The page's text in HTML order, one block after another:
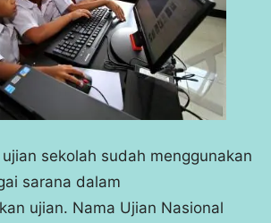
sekolah sudah menggunakan
sarana dalam
ujian. Nama Ujian Nasional